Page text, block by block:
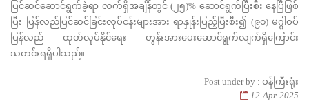
ပြင်ဆင်ဆောင်ရွက်ခဲ့ရာ လက်ရှိအချိန်တွင် (၂၅)% ဆောင်ရွက်ပြီးစီး နေပြီဖြစ်
ပြီး ပြန်လည်ပြင်ဆင်ခြင်းလုပ်ငန်းများအား ရာနှုန်းပြည့်ပြီးစီး၍ (၉၀) မဂ္ဂါဝပ်
ပြန်လည် ထုတ်လုပ်နိုင်ရေး တွန်းအားပေးဆောင်ရွက်လျက်ရှိကြောင်း
သတင်းရရှိပါသည်။
Post under by : ဝန်ကြီးရုံး
12-Apr-2025